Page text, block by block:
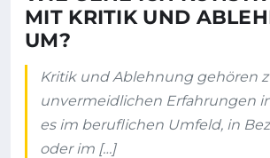
MIT KRITIK UND
UM?
Kritik und Ablehnung gehören
unvermeidlichen Erfahrungen
es im beruflichen Umfeld, in
oder im […]